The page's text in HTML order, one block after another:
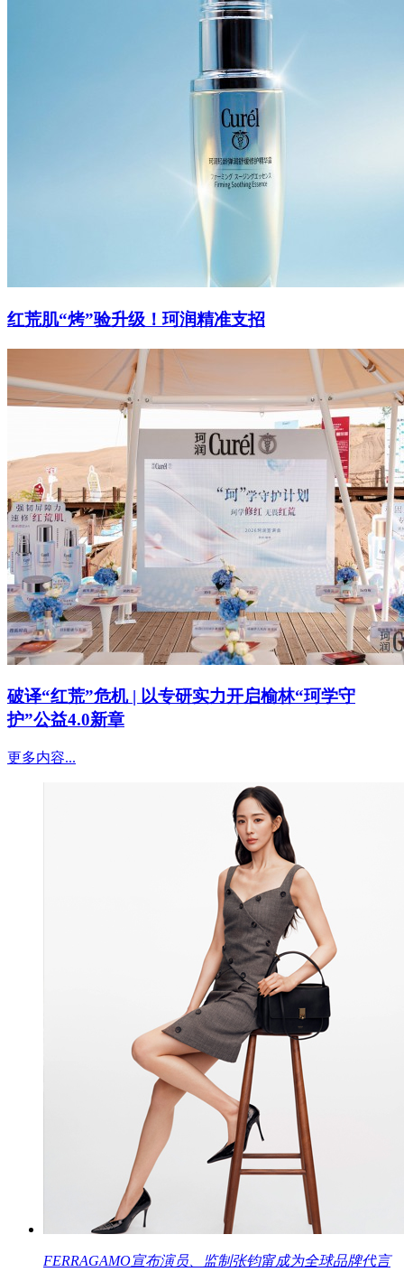
红荒肌“烤”验升级！珂润精准支招
破译“红荒”危机 | 以专研实力开启榆林“珂学守
护”公益4.0新章
更多内容...
FERRAGAMO宣布演员、监制张钧甯成为全球品牌代言